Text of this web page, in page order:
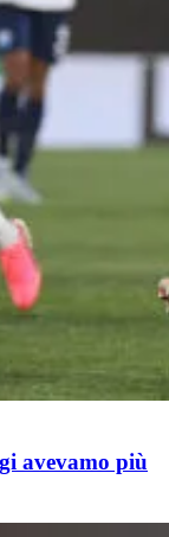
avevamo più